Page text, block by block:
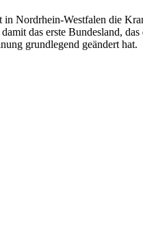
Nordrhein-Westfalen die
das erste Bundesland, das
grundlegend geändert hat.